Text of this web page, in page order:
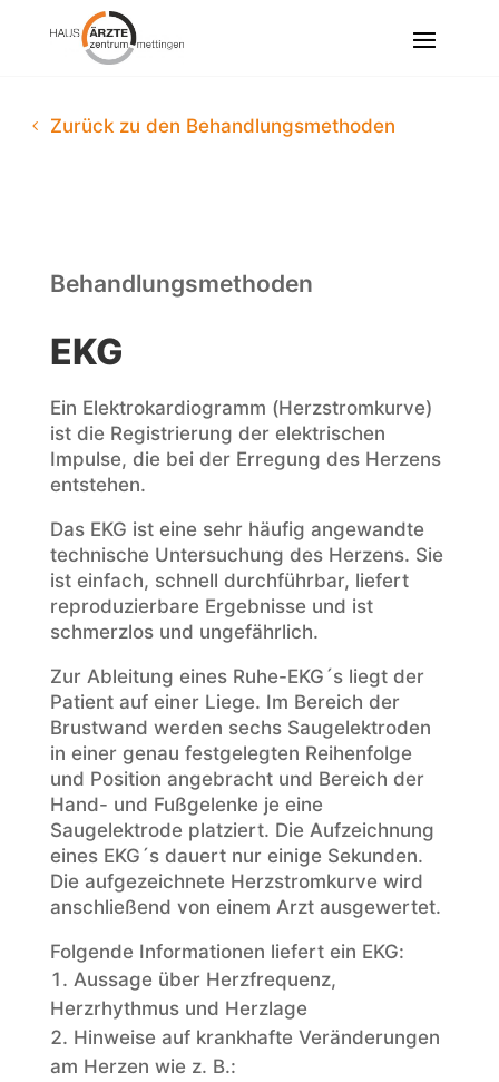
Zurück zu den Behandlungsmethoden
Behandlungsmethoden
EKG
Ein Elektrokardiogramm (Herzstromkurve)
ist die Registrierung der elektrischen
Impulse, die bei der Erregung des Herzens
entstehen.
Das EKG ist eine sehr häufig angewandte
technische Untersuchung des Herzens. Sie
ist einfach, schnell durchführbar, liefert
reproduzierbare Ergebnisse und ist
schmerzlos und ungefährlich.
Zur Ableitung eines Ruhe-EKG´s liegt der
Patient auf einer Liege. Im Bereich der
Brustwand werden sechs Saugelektroden
in einer genau festgelegten Reihenfolge
und Position angebracht und Bereich der
Hand- und Fußgelenke je eine
Saugelektrode platziert. Die Aufzeichnung
eines EKG´s dauert nur einige Sekunden.
Die aufgezeichnete Herzstromkurve wird
anschließend von einem Arzt ausgewertet.
Folgende Informationen liefert ein EKG:
Aussage über Herzfrequenz,
Herzrhythmus und Herzlage
Hinweise auf krankhafte Veränderungen
am Herzen wie z. B.: